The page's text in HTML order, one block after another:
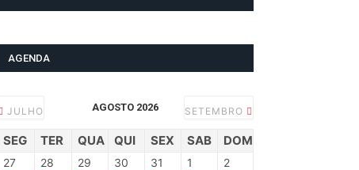
AGENDA
JULHO AGOSTO 2026 SETEMBRO
SEG TER QUA QUI SEX SAB DOM
27 28 29 30 31 1 2